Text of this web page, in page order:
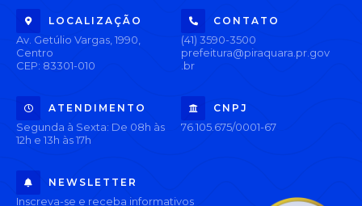
LOCALIZAÇÃO
Av. Getúlio Vargas, 1990,
Centro
CEP: 83301-010
CONTATO
(41) 3590-3500
prefeitura@piraquara.pr.gov
.br
ATENDIMENTO
Segunda à Sexta: De 08h às
12h e 13h às 17h
CNPJ
76.105.675/0001-67
NEWSLETTER
Inscreva-se e receba informativos